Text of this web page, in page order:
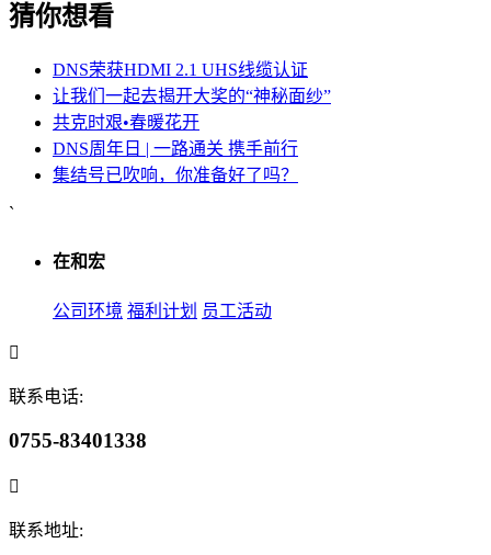
猜你想看
DNS荣获HDMI 2.1 UHS线缆认证
让我们一起去揭开大奖的“神秘面纱”
共克时艰•春暖花开
DNS周年日 | 一路通关 携手前行
集结号已吹响，你准备好了吗？
`
在和宏
公司环境 福利计划 员工活动
联系电话:
0755-83401338
联系地址: